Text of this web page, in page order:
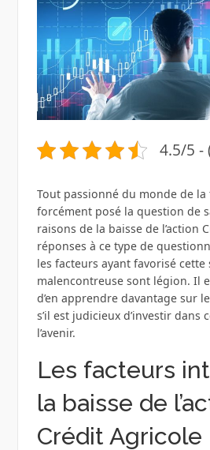
4.5/5 -
Tout passionné du monde de la
forcément posé la question de
raisons de la baisse de l’action
réponses à ce type de
les facteurs ayant favorisé
malencontreuse sont légion. Il
d’en apprendre davantage sur
s’il est judicieux d’investir dans
l’avenir.
Les facteurs
la baisse de
Crédit Agricole